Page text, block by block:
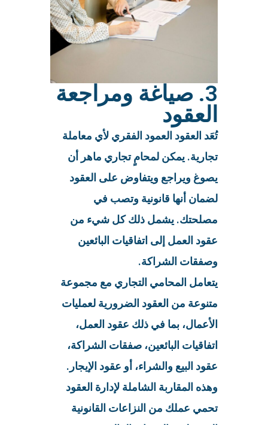
3. صياغة ومراجعة
العقود
تُعَد العقود العمود الفقري لأي معاملة
تجارية. يمكن لمحامٍ تجاري ماهر أن
يصوغ ويراجع ويتفاوض على العقود
لضمان أنها قانونية وتصب في
مصلحتك. يشمل ذلك كل شيء من
عقود العمل إلى اتفاقيات البائعين
وصفقات الشراكة.
يتعامل المحامي التجاري مع مجموعة
متنوعة من العقود الضرورية لعمليات
الأعمال، بما في ذلك عقود العمل،
اتفاقيات البائعين، صفقات الشراكة،
عقود البيع والشراء، أو عقود الإيجار.
وهذه المقاربة الشاملة لإدارة العقود
تحمي عملك من النزاعات القانونية